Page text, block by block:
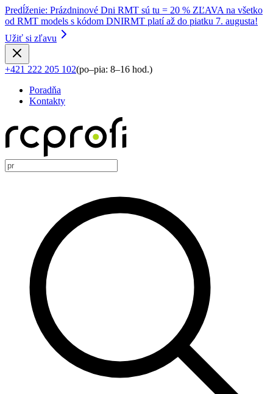
Predĺženie: Prázdninové Dni RMT sú tu = 20 % ZĽAVA na všetko
od RMT models s kódom DNIRMT platí až do piatku 7. augusta!
Užiť si zľavu
+421 222 205 102(po–pia: 8–16 hod.)
Poradňa
Kontakty